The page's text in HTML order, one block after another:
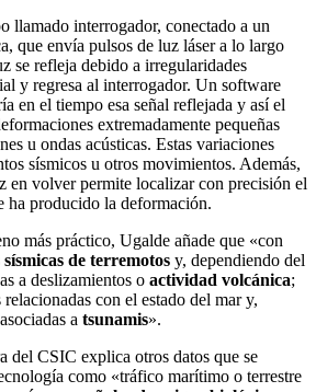
llamado interrogador, conectado a un
que envía pulsos de luz láser a lo largo
se refleja debido a irregularidades
y regresa al interrogador. Un software
en el tiempo esa señal reflejada y así el
extremadamente pequeñas
u ondas acústicas. Estas variaciones
sísmicos u otros movimientos. Además,
en volver permite localizar con precisión el
ha producido la deformación.
más práctico, Ugalde añade que «con
sísmicas de terremotos y, dependiendo del
a deslizamientos o actividad volcánica;
relacionadas con el estado del mar y,
a tsunamis».
del CSIC explica otros datos que se
como «tráfico marítimo o terrestre